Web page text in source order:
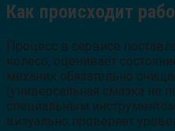
Как происходит
Процесс в сервисе
колесо, оценивает
механик обязательно
(универсальная смазка не
специальным
визуально проверяет